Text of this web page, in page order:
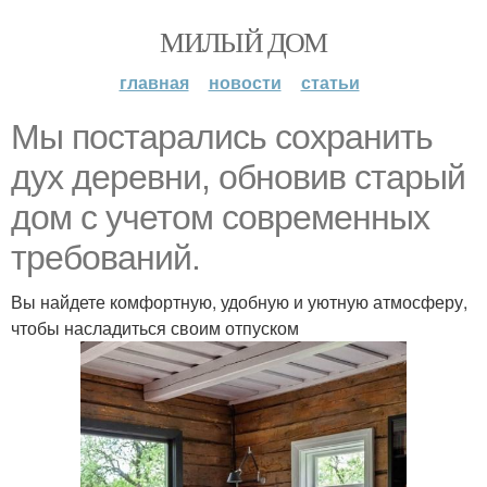
МИЛЫЙ ДОМ
главная новости статьи
Мы постарались сохранить
дух деревни, обновив старый
дом с учетом современных
требований.
Вы найдете комфортную, удобную и уютную атмосферу,
чтобы насладиться своим отпуском